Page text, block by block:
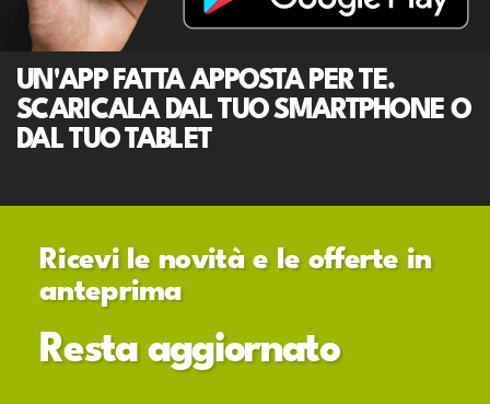
UN'APP FATTA APPOSTA PER TE.
SCARICALA DAL TUO SMARTPHONE O
DAL TUO TABLET
Ricevi le novità e le offerte in
anteprima
Resta aggiornato